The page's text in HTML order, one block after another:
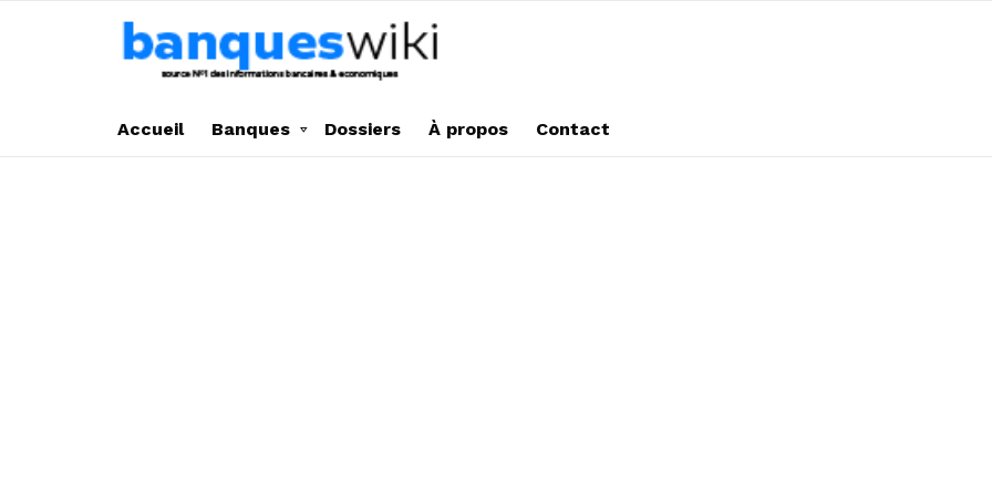
Accueil Banques Dossiers À propos Contact